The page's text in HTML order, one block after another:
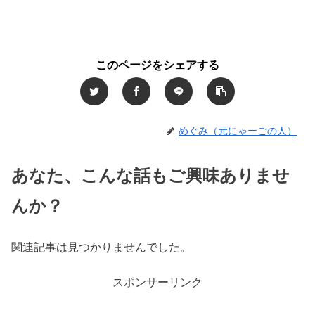
このページをシェアする
めぐみ（元にゃーごの人）
あなた、こんな話もご興味ありませ
んか？
関連記事は見つかりませんでした。
スポンサーリンク